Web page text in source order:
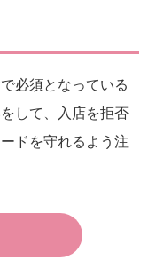
必須となっている
して、入店を拒否
ドを守れるよう注